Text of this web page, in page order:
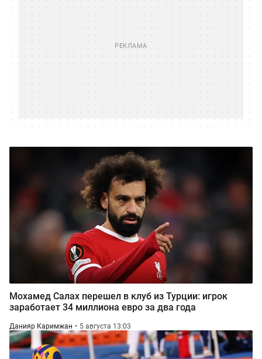
Мохамед Салах перешел в клуб из Турции: игрок
заработает 34 миллиона евро за два года
Данияр Каримжан 5 августа 13:03